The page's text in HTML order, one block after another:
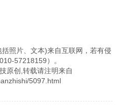
照片、文本)来自互联网，若有侵
57218159）。
原创,转载请注明来自
5097.html